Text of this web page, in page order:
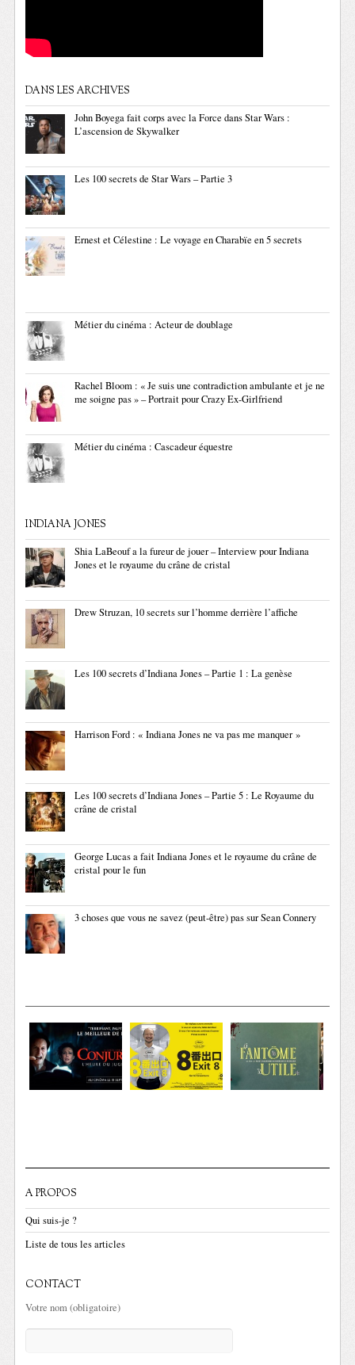
DANS LES ARCHIVES
John Boyega fait corps avec la Force dans Star Wars :
L’ascension de Skywalker
Les 100 secrets de Star Wars – Partie 3
Ernest et Célestine : Le voyage en Charabïe en 5 secrets
Métier du cinéma : Acteur de doublage
Rachel Bloom : « Je suis une contradiction ambulante et je ne
me soigne pas » – Portrait pour Crazy Ex-Girlfriend
Métier du cinéma : Cascadeur équestre
INDIANA JONES
Shia LaBeouf a la fureur de jouer – Interview pour Indiana
Jones et le royaume du crâne de cristal
Drew Struzan, 10 secrets sur l’homme derrière l’affiche
Les 100 secrets d’Indiana Jones – Partie 1 : La genèse
Harrison Ford : « Indiana Jones ne va pas me manquer »
Les 100 secrets d’Indiana Jones – Partie 5 : Le Royaume du
crâne de cristal
George Lucas a fait Indiana Jones et le royaume du crâne de
cristal pour le fun
3 choses que vous ne savez (peut-être) pas sur Sean Connery
A PROPOS
Qui suis-je ?
Liste de tous les articles
CONTACT
Votre nom (obligatoire)